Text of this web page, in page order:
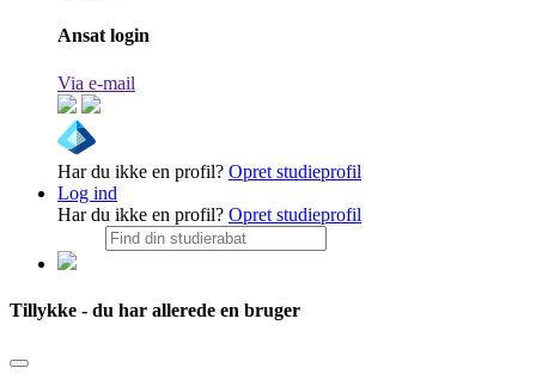
Ansat login
Via e-mail
Har du ikke en profil? Opret studieprofil
Log ind
Har du ikke en profil? Opret studieprofil
Tillykke - du har allerede en bruger